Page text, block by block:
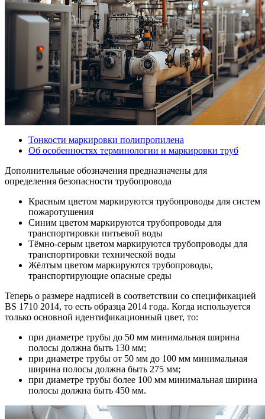
Тонкости маркировки полипропилена
Об особенностях терминологии и маркировки труб
Дополнительные обозначения предназначены для
определения безопасности трубопровода
Красным цветом маркируются трубопроводы для систем
пожаротушения
Синим цветом маркируются трубопроводы для
транспортировки питьевой воды
Тёмно-серым цветом маркируются трубопроводы для
транспортировки технической воды
Жёлтым цветом маркируются трубопроводы,
транспортирующие опасные среды
Теперь о размере надписей в соответствии со спецификацией
BS 1710 2014, то есть образца 2014 года. Когда используется
только основной идентификационный цвет, то:
при диаметре трубы до 50 мм минимальная ширина
полосы должна быть 130 мм;
при диаметре трубы от 50 мм до 100 мм минимальная
ширина полосы должна быть 275 мм;
при диаметре трубы более 100 мм минимальная ширина
полосы должна быть 450 мм.